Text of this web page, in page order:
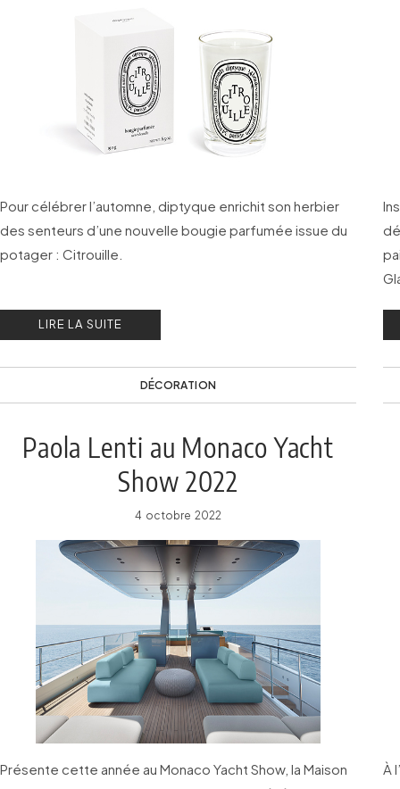
Pour célébrer l’automne, diptyque enrichit son herbier
des senteurs d’une nouvelle bougie parfumée issue du
potager : Citrouille.
LIRE LA SUITE
DÉCORATION
Paola Lenti au Monaco Yacht
Show 2022
4 octobre 2022
Présente cette année au Monaco Yacht Show, la Maison
À